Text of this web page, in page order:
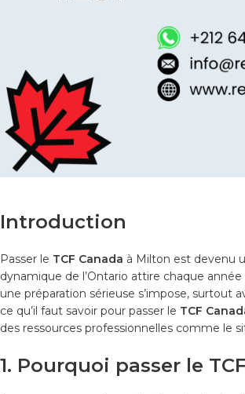
Introduction
Passer le TCF Canada à Milton est devenu
dynamique de l’Ontario attire chaque
une préparation sérieuse s’impose, surtout
ce qu’il faut savoir pour passer le TCF
des ressources professionnelles comme le
1. Pourquoi passer le